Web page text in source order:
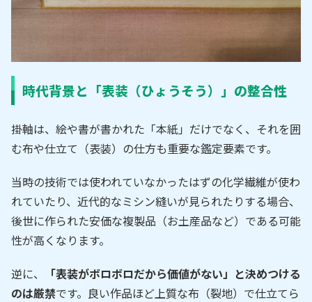
時代背景と「表装（ひょうそう）」の整合性
掛軸は、絵や書が書かれた「本紙」だけでなく、それを囲
む布や仕立て（表装）の仕方も重要な鑑定要素です。
当時の技術では使われていなかったはずの化学繊維が使わ
れていたり、近代的なミシン縫いが見られたりする場合、
後世に作られた安価な複製品（お土産品など）である可能
性が高くなります。
逆に、
「表装がボロボロだから価値がない」と決めつける
のは厳禁です。良い作品ほど上質な布（裂地）で仕立てら